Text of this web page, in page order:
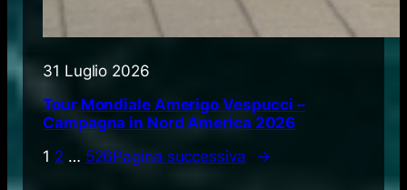
31 Luglio 2026
Tour Mondiale Amerigo Vespucci –
Campagna in Nord America 2026
1 2 … 526Pagina successiva →